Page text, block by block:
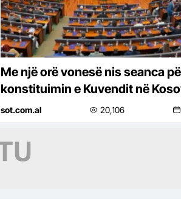
Me një orë vonesë nis seanca
konstituimin e Kuvendit në
109 deputetë në sallë
sot.com.al 20,106